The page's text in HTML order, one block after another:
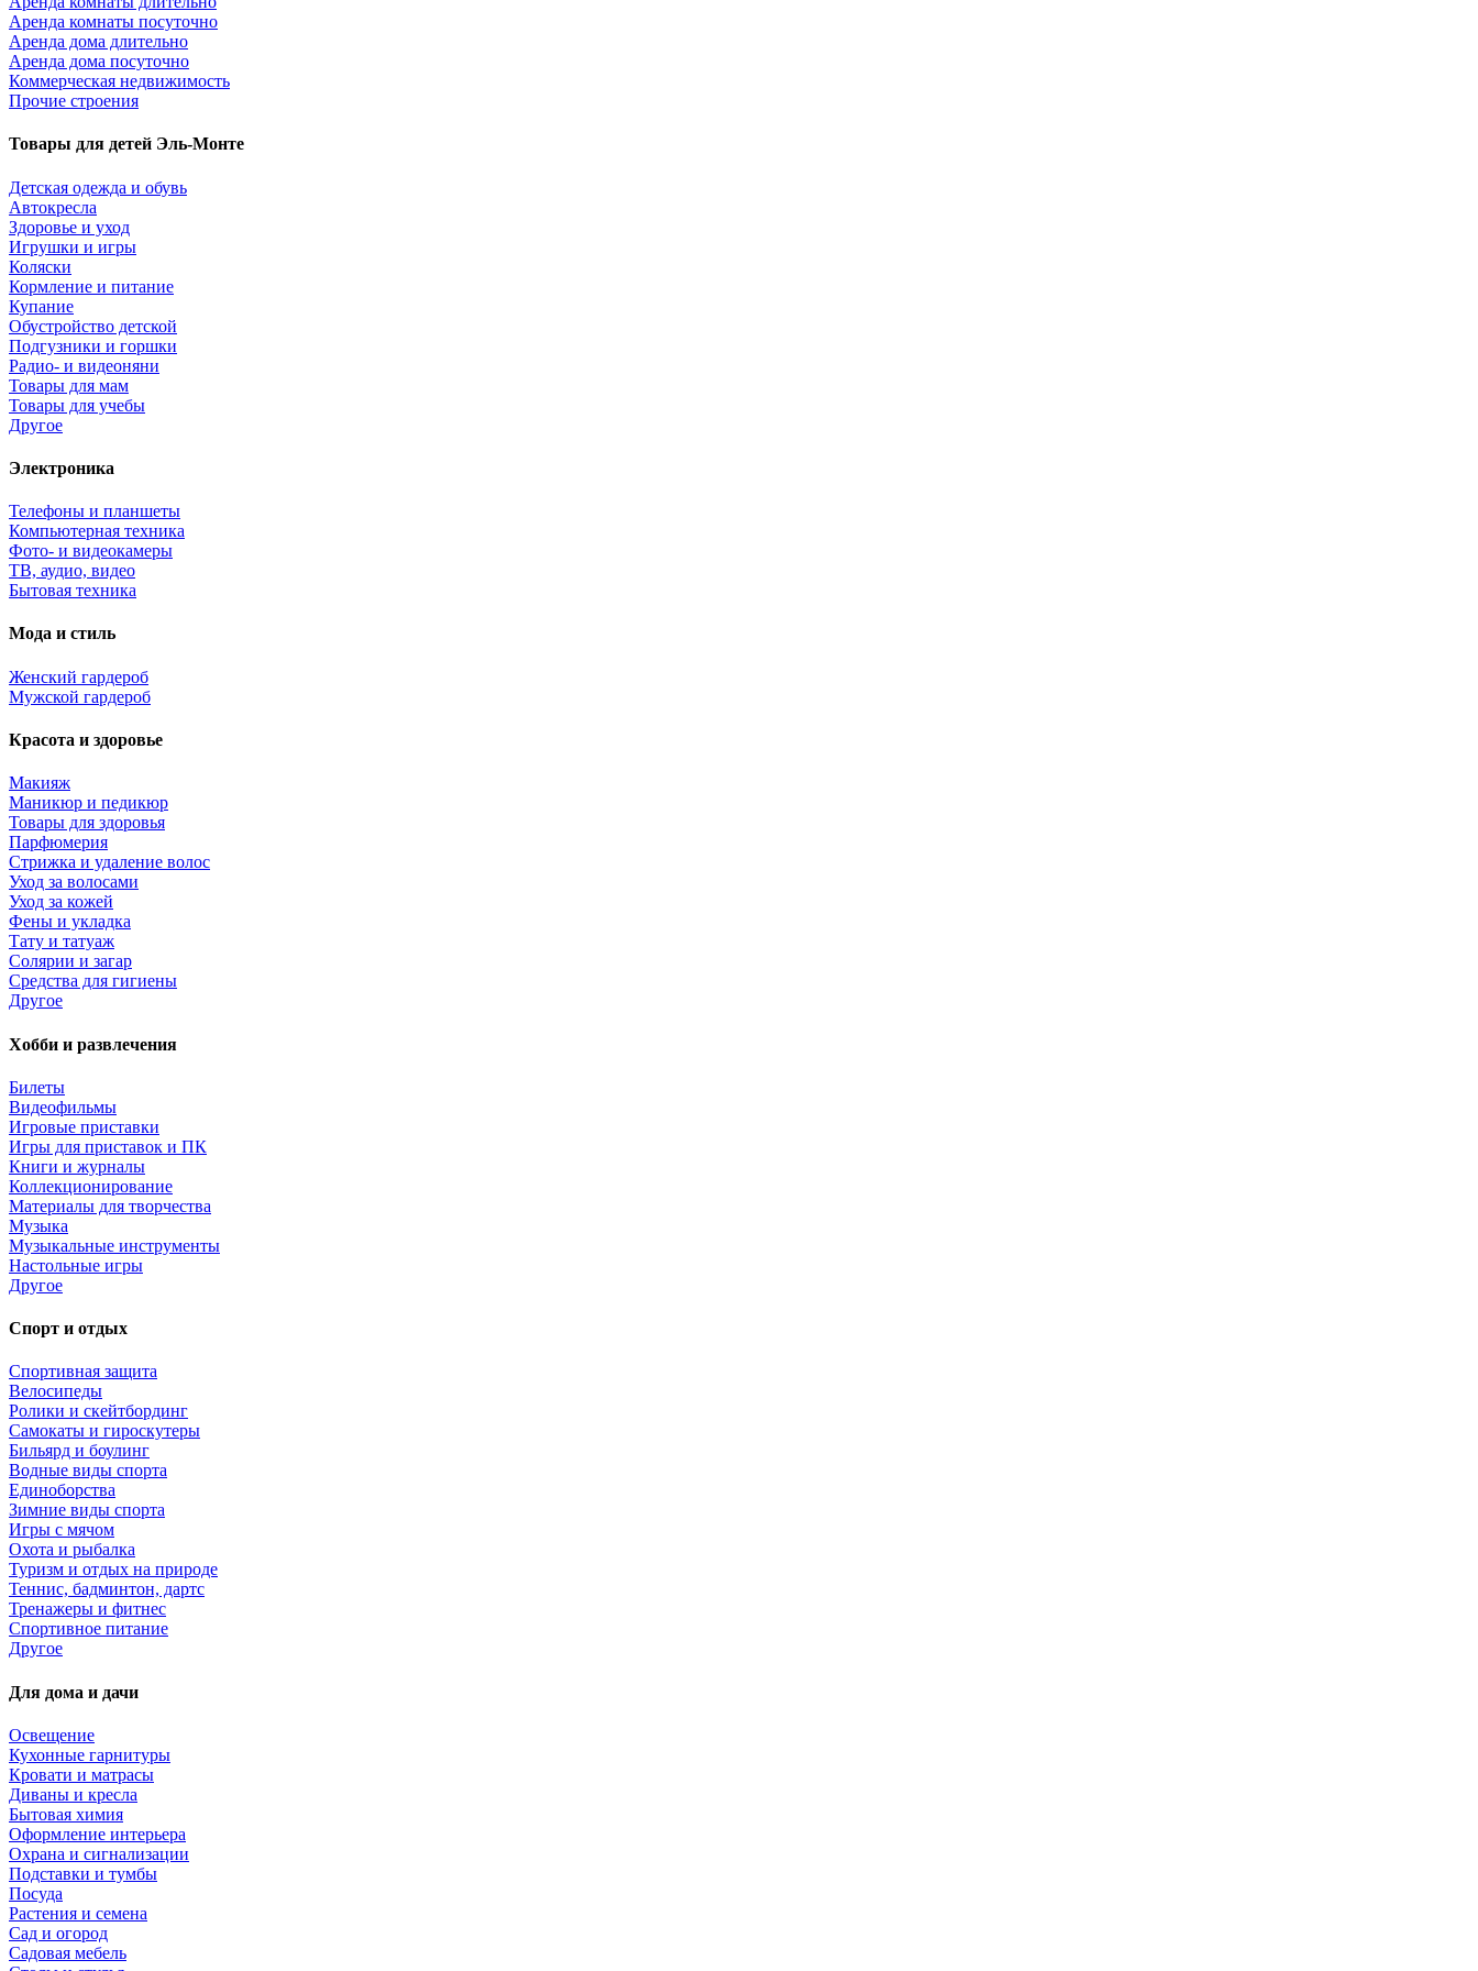
Аренда комнаты посуточно
Аренда дома длительно
Аренда дома посуточно
Коммерческая недвижимость
Прочие строения
Товары для детей Эль-Монте
Детская одежда и обувь
Автокресла
Здоровье и уход
Игрушки и игры
Коляски
Кормление и питание
Купание
Обустройство детской
Подгузники и горшки
Радио- и видеоняни
Товары для мам
Товары для учебы
Другое
Электроника
Телефоны и планшеты
Компьютерная техника
Фото- и видеокамеры
ТВ, аудио, видео
Бытовая техника
Мода и стиль
Женский гардероб
Мужской гардероб
Красота и здоровье
Макияж
Маникюр и педикюр
Товары для здоровья
Парфюмерия
Стрижка и удаление волос
Уход за волосами
Уход за кожей
Фены и укладка
Тату и татуаж
Солярии и загар
Средства для гигиены
Другое
Хобби и развлечения
Билеты
Видеофильмы
Игровые приставки
Игры для приставок и ПК
Книги и журналы
Коллекционирование
Материалы для творчества
Музыка
Музыкальные инструменты
Настольные игры
Другое
Спорт и отдых
Спортивная защита
Велосипеды
Ролики и скейтбординг
Самокаты и гироскутеры
Бильярд и боулинг
Водные виды спорта
Единоборства
Зимние виды спорта
Игры с мячом
Охота и рыбалка
Туризм и отдых на природе
Теннис, бадминтон, дартс
Тренажеры и фитнес
Спортивное питание
Другое
Для дома и дачи
Освещение
Кухонные гарнитуры
Кровати и матрасы
Диваны и кресла
Бытовая химия
Оформление интерьера
Охрана и сигнализации
Подставки и тумбы
Посуда
Растения и семена
Сад и огород
Садовая мебель